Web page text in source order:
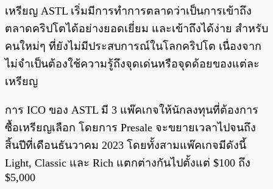
เหรียญ ASTL เริ่มมีการทำการตลาดว่าเป็นการเข้าถึง
ตลาดคริปโตได้อย่างยอดเยี่ยม และเข้าถึงได้ง่าย สำหรับ
คนใหม่ๆ ที่ยังไม่มีประสบการณ์ในโลกคริปโต เนื่องจาก
ไม่จำเป็นต้องใช้ความรู้ถึงจุดเด่นหรือจุดด้อยของแต่ละ
เหรียญ
การ ICO ของ ASTL มี 3 แพ๊คเกจให้นักลงทุนที่ต้องการ
ซื้อเหรียญเลือก โดยการ Presale จะขยายเวลาไปจนถึง
สิ้นปีที่เดือนธันวาคม 2023 โดยทั้งสามแพ๊คเกจมีดังนี้
Light, Classic และ Rich แตกต่างกันไปตั้งแต่ $100 ถึง
$5,000